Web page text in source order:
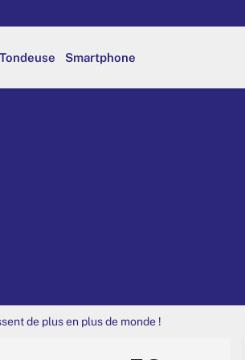
Smartphone
de plus en plus de monde !